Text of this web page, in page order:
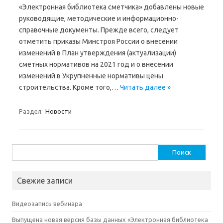
«Электронная библиотека сметчика» добавлены новые
руководящие, методические и информационно-
справочные документы. Прежде всего, следует
отметить приказы Минстроя России о внесении
изменений в План утверждения (актуализации)
сметных нормативов на 2021 год и о внесении
изменений в Укрупненные нормативы цены
строительства. Кроме того,… Читать далее »
Раздел: Новости
Свежие записи
Видеозапись вебинара
Выпущена новая версия базы данных «Электронная библиотека